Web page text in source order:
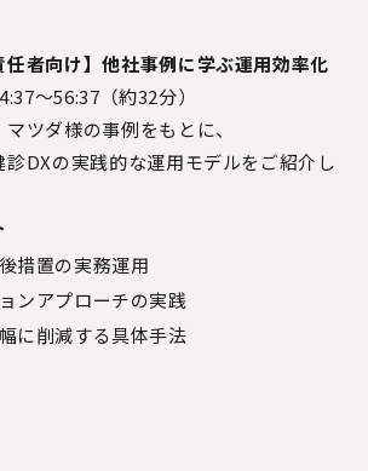
者向け】他社事例に学ぶ運用効率化
〜56:37（約32分）
ツダ様の事例をもとに、
DXの実践的な運用モデルをご紹介し
措置の実務運用
ンアプローチの実践
に削減する具体手法